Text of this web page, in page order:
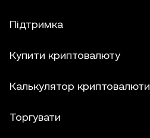
Підтримка
Купити криптовалюту
Калькулятор криптовалюти
Торгувати